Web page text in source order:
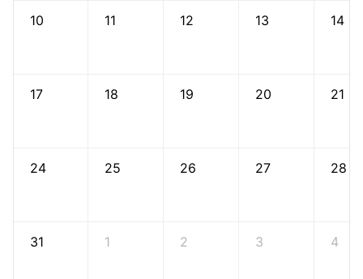
10 11 12 13 14
17 18 19 20 21
24 25 26 27 28
31 1 2 3 4